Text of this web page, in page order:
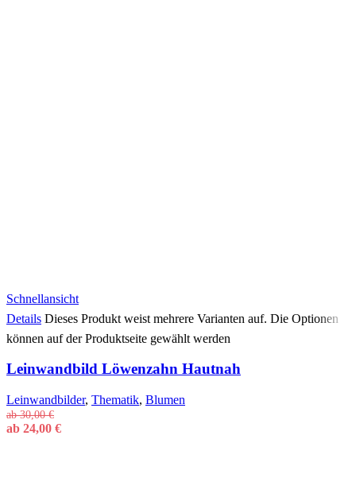
Schnellansicht
Details Dieses Produkt weist mehrere Varianten auf. Die Optionen
können auf der Produktseite gewählt werden
Leinwandbild Löwenzahn Hautnah
Leinwandbilder, Thematik, Blumen
ab30,00€
ab 24,00 €